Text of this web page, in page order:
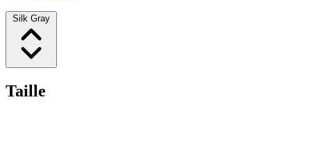
Silk Gray
Taille